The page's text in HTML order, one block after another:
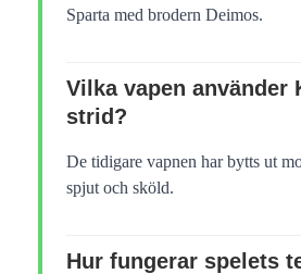
Sparta med brodern Deimos.
Vilka vapen använder
strid?
De tidigare vapnen har bytts ut
spjut och sköld.
Hur fungerar spelets